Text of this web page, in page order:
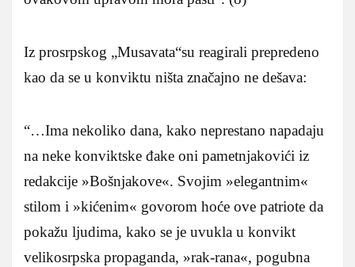
Iz prosrpskog „Musavata“su reagirali prepredeno
kao da se u konviktu ništa značajno ne dešava:
“…Ima nekoliko dana, kako neprestano napadaju
na neke konviktske đake oni pametnjakovići iz
redakcije »Bošnjakove«. Svojim »elegantnim«
stilom i »kićenim« govorom hoće ove patriote da
pokažu ljudima, kako se je uvukla u konvikt
velikosrpska propaganda, »rak-rana«, pogubna